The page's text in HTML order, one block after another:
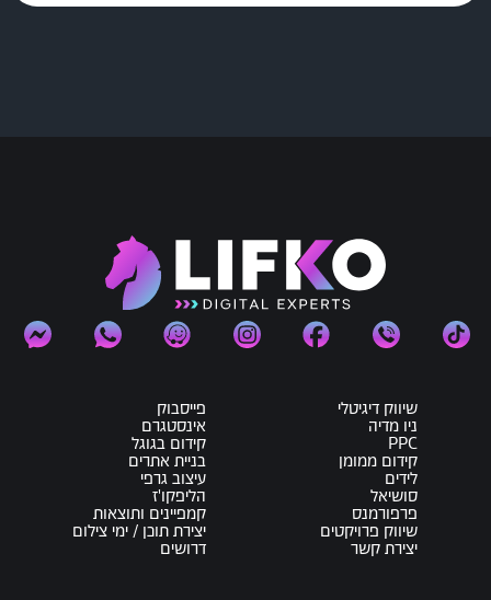
שיווק דיגיטלי
ניו מדיה
PPC
קידום ממומן
לידים
סושיאל
פרפורמנס
שיווק פרויקטים
יצירת קשר
פייסבוק
אינסטגרם
קידום בגוגל
בניית אתרים
עיצוב גרפי
הליפקו'ז
קמפיינים ותוצאות
יצירת תוכן / ימי צילום
דרושים